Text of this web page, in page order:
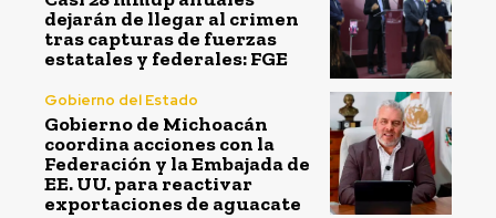
dejarán de llegar al crimen
tras capturas de fuerzas
estatales y federales: FGE
Gobierno del Estado
Gobierno de Michoacán
coordina acciones con la
Federación y la Embajada de
EE. UU. para reactivar
exportaciones de aguacate